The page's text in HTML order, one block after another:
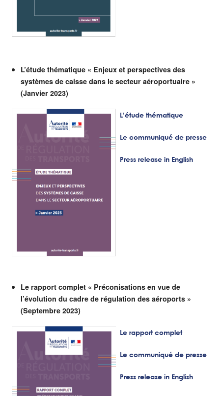
L’étude thématique « Enjeux et perspectives des
systèmes de caisse dans le secteur aéroportuaire »
(Janvier 2023)
L’étude thématique
Le communiqué de presse
Press release in English
Le rapport complet « Préconisations en vue de
l’évolution du cadre de régulation des aéroports »
(Septembre 2023)
Le rapport complet
Le communiqué de presse
Press release in English